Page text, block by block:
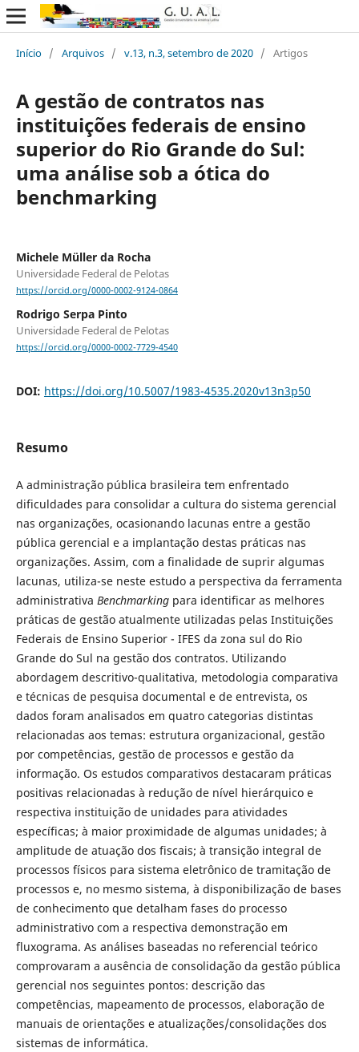
Início / Arquivos / v.13, n.3, setembro de 2020 / Artigos
A gestão de contratos nas
instituições federais de ensino
superior do Rio Grande do Sul:
uma análise sob a ótica do
benchmarking
Michele Müller da Rocha
Universidade Federal de Pelotas
https://orcid.org/0000-0002-9124-0864
Rodrigo Serpa Pinto
Universidade Federal de Pelotas
https://orcid.org/0000-0002-7729-4540
DOI: https://doi.org/10.5007/1983-4535.2020v13n3p50
Resumo
A administração pública brasileira tem enfrentado
dificuldades para consolidar a cultura do sistema gerencial
nas organizações, ocasionando lacunas entre a gestão
pública gerencial e a implantação destas práticas nas
organizações. Assim, com a finalidade de suprir algumas
lacunas, utiliza-se neste estudo a perspectiva da ferramenta
administrativa Benchmarkingpara identificar as melhores
práticas de gestão atualmente utilizadas pelas Instituições
Federais de Ensino Superior - IFES da zona sul do Rio
Grande do Sul na gestão dos contratos. Utilizando
abordagem descritivo-qualitativa, metodologia comparativa
e técnicas de pesquisa documental e de entrevista, os
dados foram analisados em quatro categorias distintas
relacionadas aos temas: estrutura organizacional, gestão
por competências, gestão de processos e gestão da
informação. Os estudos comparativos destacaram práticas
positivas relacionadas à redução de nível hierárquico e
respectiva instituição de unidades para atividades
específicas; à maior proximidade de algumas unidades; à
amplitude de atuação dos fiscais; à transição integral de
processos físicos para sistema eletrônico de tramitação de
processos e, no mesmo sistema, à disponibilização de bases
de conhecimento que detalham fases do processo
administrativo com a respectiva demonstração em
fluxograma. As análises baseadas no referencial teórico
comprovaram a ausência de consolidação da gestão pública
gerencial nos seguintes pontos: descrição das
competências, mapeamento de processos, elaboração de
manuais de orientações e atualizações/consolidações dos
sistemas de informática.